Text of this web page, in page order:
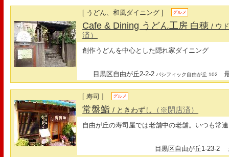
[ うどん、和風ダイニング ] グルメ
Cafe & Dining うどん工房 白穂/ ウ
済）
創作うどんを中心とした隠れ家ダイニング
目黒区自由が丘2-2-2 パシフィック自由が丘 102
[ 寿司 ] グルメ
常盤鮨/ ときわずし （※閉店済）
自由が丘の寿司屋では老舗中の老舗。いつも常
目黒区自由が丘1-23-2